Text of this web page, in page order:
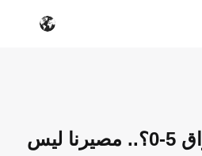
ثياو: الفوز على العراق 5-0؟.. مصيرنا ليس